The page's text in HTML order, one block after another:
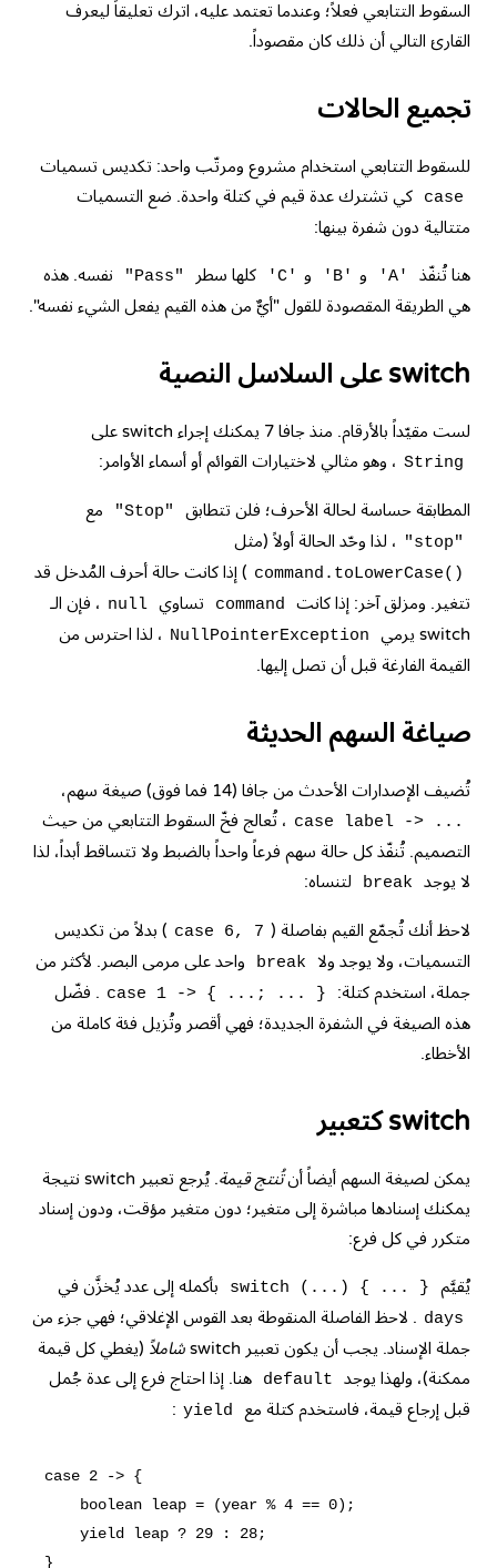
السقوط التتابعي فعلاً؛ وعندما تعتمد عليه، اترك تعليقاً ليعرف
القارئ التالي أن ذلك كان مقصوداً.
تجميع الحالات
للسقوط التتابعي استخدام مشروع ومرتّب واحد: تكديس تسميات
case
كي تشترك عدة قيم في كتلة واحدة. ضع التسميات
متتالية دون شفرة بينها:
هنا تُنفّذ 'A' و 'B' و 'C' كلها سطر "Pass"
نفسه. هذه
هي الطريقة المقصودة للقول "أيٌّ من هذه القيم يفعل الشيء نفسه".
switch على السلاسل النصية
لست مقيّداً بالأرقام. منذ جافا 7 يمكنك إجراء switch على
String ، وهو مثالي لاختيارات القوائم أو أسماء الأوامر:
المطابقة حساسة لحالة الأحرف؛ فلن تتطابق "Stop" مع
"stop" ، لذا وحّد الحالة أولاً (مثل
command.toLowerCase() ) إذا كانت حالة أحرف المُدخل قد
تتغير. ومزلق آخر: إذا كانت
command تساوي null ، فإن الـ
switch يرمي NullPointerException ، لذا احترس من
القيمة الفارغة قبل أن تصل إليها.
صياغة السهم الحديثة
تُضيف الإصدارات الأحدث من جافا (14 فما فوق) صيغة سهم،
case label -> ... ، تُعالج فخّ السقوط التتابعي من حيث
التصميم. تُنفّذ كل حالة سهم فرعاً واحداً بالضبط ولا تتساقط أبداً، لذا
لا يوجد
break لتنساه:
لاحظ أنك تُجمّع القيم بفاصلة ( case 6, 7 ) بدلاً من تكديس
التسميات، ولا يوجد ولا
break
واحد على مرمى البصر. لأكثر من
جملة، استخدم كتلة:
case 1 -> { ...; ... } . فضّل
هذه الصيغة في الشفرة الجديدة؛ فهي أقصر وتُزيل فئة كاملة من
الأخطاء.
switch كتعبير
يمكن لصيغة السهم أيضاً أنتُنتج قيمة
. يُرجع تعبير switch نتيجة
يمكنك إسنادها مباشرة إلى متغير؛ دون متغير مؤقت، ودون إسناد
متكرر في كل فرع:
يُقيَّم switch (...) { ... } بأكمله إلى عدد يُخزَّن في
days . لاحظ الفاصلة المنقوطة بعد القوس الإغلاقي؛ فهي جزء من
جملة الإسناد. يجب أن يكون تعبير switch
شاملاً (يغطي كل قيمة
ممكنة)، ولهذا يوجد
default
هنا. إذا احتاج فرع إلى عدة جُمل
قبل إرجاع قيمة، فاستخدم كتلة مع
yield
:
case 2 -> {
    boolean leap = (year % 4 == 0);
    yield leap ? 29 : 28;